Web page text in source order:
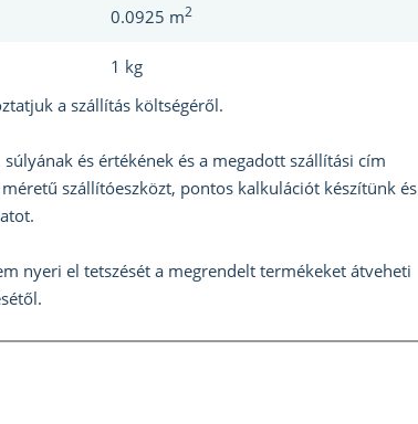
0.0925 m2
1 kg
a szállítás költségéről.
és értékének és a megadott szállítási cím
szállítóeszközt, pontos kalkulációt készítünk és
nyeri el tetszését a megrendelt termékeket átveheti